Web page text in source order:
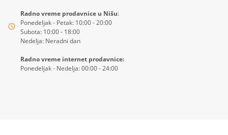
Radno vreme prodavnice u Nišu:
Ponedeljak - Petak: 10:00 - 20:00
Subota: 10:00 - 18:00
Nedelja: Neradni dan
Radno vreme internet prodavnice:
Ponedeljak - Nedelja: 00:00 - 24:00